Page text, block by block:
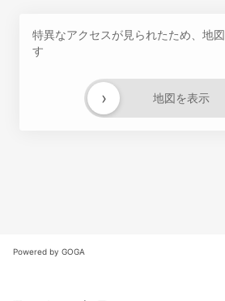
特異なアクセスが見られたため、地
す
地図を表示
›
Powered by GOGA